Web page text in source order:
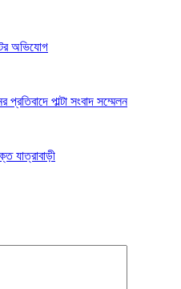
অভিযোগ
পাল্টা সংবাদ সম্মেলন
যাত্রাবাড়ী